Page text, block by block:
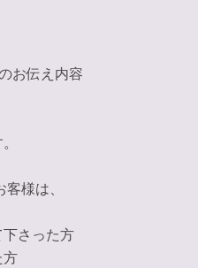
お伝え内容
様は、
下さった方
方